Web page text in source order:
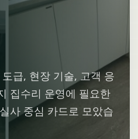
급, 현장 기술, 고객 응
집수리 운영에 필요한
사 중심 카드로 모았습